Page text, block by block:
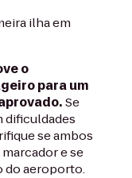
ilha em
o
para um
Se
dificuldades
se ambos
e se
do aeroporto.